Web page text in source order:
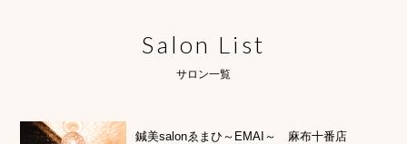
Salon List
サロン一覧
鍼美salonゑまひ～EMAI～ 麻布十番店